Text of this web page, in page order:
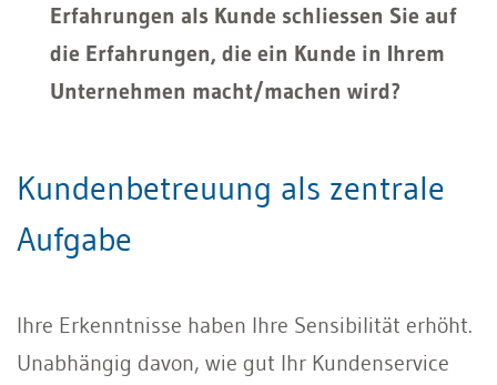
Erfahrungen als Kunde schliessen Sie auf
die Erfahrungen, die ein Kunde in Ihrem
Unternehmen macht/machen wird?
Kundenbetreuung als zentrale
Aufgabe
Ihre Erkenntnisse haben Ihre Sensibilität erhöht.
Unabhängig davon, wie gut Ihr Kundenservice